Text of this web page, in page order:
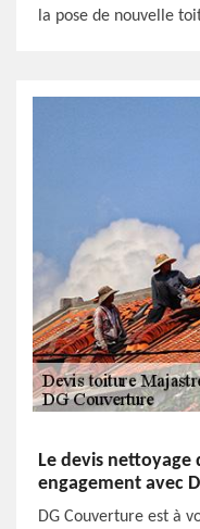
la pose de nouvelle
Le devis
engagement avec
DG Couverture est à